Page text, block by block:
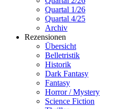
Quartal 1/26
Quartal 4/25
Archiv
Rezensionen
Übersicht
Belletristik
Historik
Dark Fantasy
Fantasy
Horror / Mystery
Science Fiction